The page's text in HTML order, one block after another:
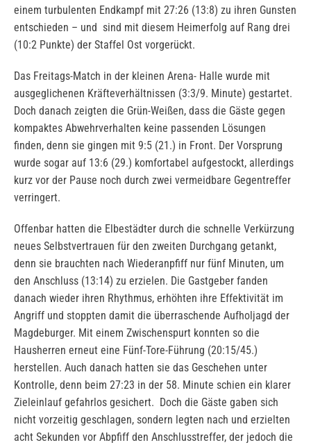
einem turbulenten Endkampf mit 27:26 (13:8) zu ihren Gunsten
entschieden – und sind mit diesem Heimerfolg auf Rang drei
(10:2 Punkte) der Staffel Ost vorgerückt.
Das Freitags-Match in der kleinen Arena- Halle wurde mit
ausgeglichenen Kräfteverhältnissen (3:3/9. Minute) gestartet.
Doch danach zeigten die Grün-Weißen, dass die Gäste gegen
kompaktes Abwehrverhalten keine passenden Lösungen
finden, denn sie gingen mit 9:5 (21.) in Front. Der Vorsprung
wurde sogar auf 13:6 (29.) komfortabel aufgestockt, allerdings
kurz vor der Pause noch durch zwei vermeidbare Gegentreffer
verringert.
Offenbar hatten die Elbestädter durch die schnelle Verkürzung
neues Selbstvertrauen für den zweiten Durchgang getankt,
denn sie brauchten nach Wiederanpfiff nur fünf Minuten, um
den Anschluss (13:14) zu erzielen. Die Gastgeber fanden
danach wieder ihren Rhythmus, erhöhten ihre Effektivität im
Angriff und stoppten damit die überraschende Aufholjagd der
Magdeburger. Mit einem Zwischenspurt konnten so die
Hausherren erneut eine Fünf-Tore-Führung (20:15/45.)
herstellen. Auch danach hatten sie das Geschehen unter
Kontrolle, denn beim 27:23 in der 58. Minute schien ein klarer
Zieleinlauf gefahrlos gesichert. Doch die Gäste gaben sich
nicht vorzeitig geschlagen, sondern legten nach und erzielten
acht Sekunden vor Abpfiff den Anschlusstreffer, der jedoch die